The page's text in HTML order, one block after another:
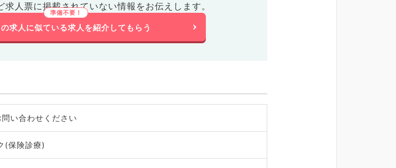
求人票に掲載されていない情報をお伝えします。
の求人に似ている求人を紹介してもらう
い合わせください
(保険診療)